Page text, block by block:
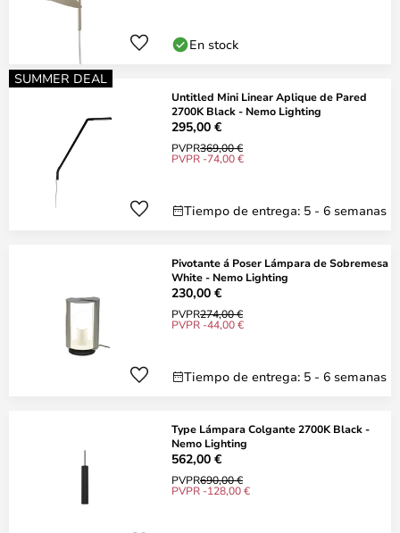
En stock
SUMMER DEAL
Untitled Mini Linear Aplique de Pared
2700K Black - Nemo Lighting
295,00 €
PVPR369,00 €
PVPR -74,00 €
Tiempo de entrega: 5 - 6 semanas
Pivotante á Poser Lámpara de Sobremesa
White - Nemo Lighting
230,00 €
PVPR274,00 €
PVPR -44,00 €
Tiempo de entrega: 5 - 6 semanas
Type Lámpara Colgante 2700K Black -
Nemo Lighting
562,00 €
PVPR690,00 €
PVPR -128,00 €